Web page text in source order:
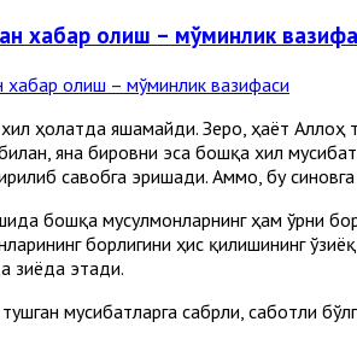
хабар олиш – мўминлик
ҳолатда яшамайди. Зеро, ҳаёт Аллоҳ
яна бировни эса бошқа хил
савобга эришади. Аммо, бу
бошқа мусулмонларнинг ҳам ўрни
борлигини ҳис қилишининг
зиёда этади.
мусибатларга сабрли, саботли